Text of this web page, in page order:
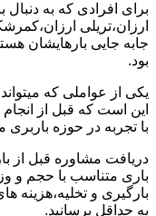
برای افرادی که به دنبال
ارزان،تریلی
جابه جایی بارهایشان
بود.
یکی از عواملی که
این است که قبل از
با تجربه در حوزه
دریافت مشاوره قبل از
باری متناسب با حجم و
بارگیری و تخلیه،هزینه
به حداقل برسانید.